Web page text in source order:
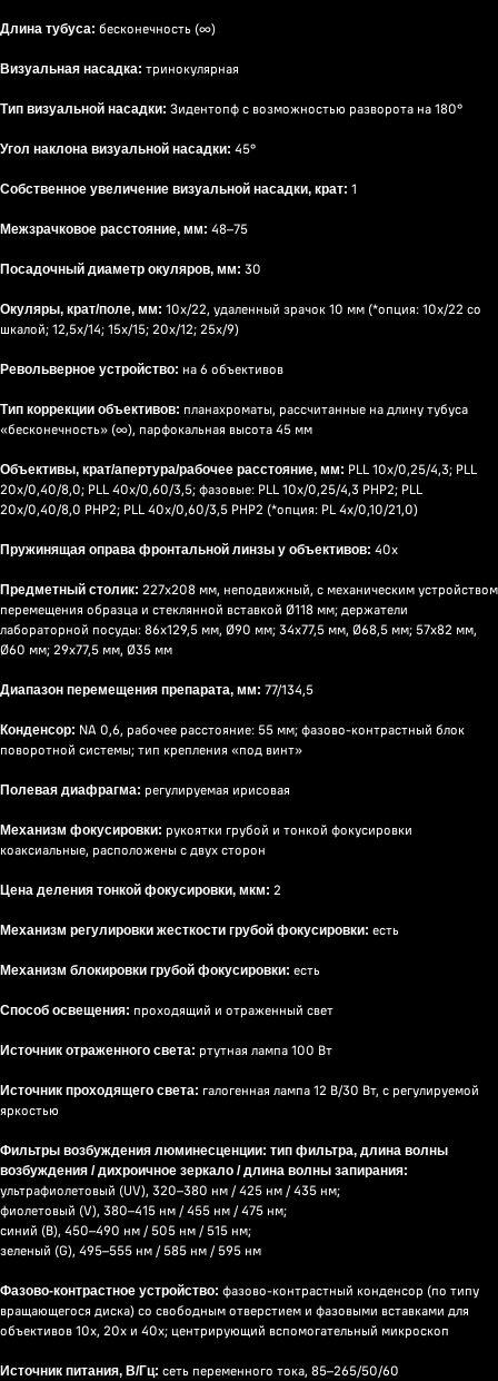
Длина тубуса: бесконечность (∞)
Визуальная насадка: тринокулярная
Тип визуальной насадки: Зидентопф с возможностью разворота на 180°
Угол наклона визуальной насадки: 45°
Собственное увеличение визуальной насадки, крат: 1
Межзрачковое расстояние, мм: 48–75
Посадочный диаметр окуляров, мм: 30
Окуляры, крат/поле, мм: 10х/22, удаленный зрачок 10 мм (*опция: 10x/22 со
шкалой; 12,5x/14; 15х/15; 20х/12; 25х/9)
Револьверное устройство: на 6 объективов
Тип коррекции объективов: планахроматы, рассчитанные на длину тубуса
«бесконечность» (∞), парфокальная высота 45 мм
Объективы, крат/апертура/рабочее расстояние, мм: PLL 10х/0,25/4,3; PLL
20x/0,40/8,0; PLL 40x/0,60/3,5; фазовые: PLL 10x/0,25/4,3 PHP2; PLL
20x/0,40/8,0 PHP2; PLL 40x/0,60/3,5 PHP2 (*опция: PL 4x/0,10/21,0)
Пружинящая оправа фронтальной линзы у объективов: 40x
Предметный столик: 227х208 мм, неподвижный, с механическим устройством
перемещения образца и стеклянной вставкой Ø118 мм; держатели
лабораторной посуды: 86х129,5 мм, Ø90 мм; 34x77,5 мм, Ø68,5 мм; 57x82 мм,
Ø60 мм; 29x77,5 мм, Ø35 мм
Диапазон перемещения препарата, мм: 77/134,5
Конденсор: NA 0,6, рабочее расстояние: 55 мм; фазово-контрастный блок
поворотной системы; тип крепления «под винт»
Полевая диафрагма: регулируемая ирисовая
Механизм фокусировки: рукоятки грубой и тонкой фокусировки
коаксиальные, расположены с двух сторон
Цена деления тонкой фокусировки, мкм: 2
Механизм регулировки жесткости грубой фокусировки: есть
Механизм блокировки грубой фокусировки: есть
Способ освещения: проходящий и отраженный свет
Источник отраженного света: ртутная лампа 100 Вт
Источник проходящего света: галогенная лампа 12 В/30 Вт, с регулируемой
яркостью
Фильтры возбуждения люминесценции: тип фильтра, длина волны
возбуждения / дихроичное зеркало / длина волны запирания:
ультрафиолетовый (UV), 320–380 нм / 425 нм / 435 нм;
фиолетовый (V), 380–415 нм / 455 нм / 475 нм;
синий (B), 450–490 нм / 505 нм / 515 нм;
зеленый (G), 495–555 нм / 585 нм / 595 нм
Фазово-контрастное устройство: фазово-контрастный конденсор (по типу
вращающегося диска) со свободным отверстием и фазовыми вставками для
объективов 10х, 20х и 40х; центрирующий вспомогательный микроскоп
Источник питания, В/Гц: сеть переменного тока, 85–265/50/60